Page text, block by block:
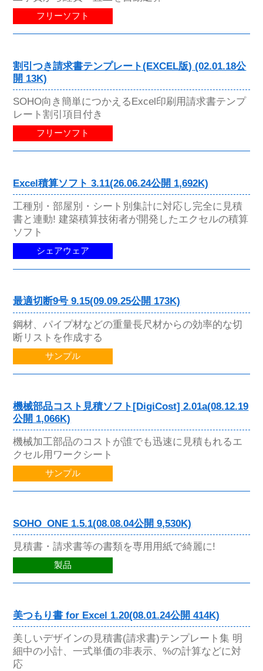
フリーソフト
割引つき請求書テンプレート(EXCEL版) (02.01.18公
開 13K)
SOHO向き簡単につかえるExcel印刷用請求書テンプ
レート割引項目付き
フリーソフト
Excel積算ソフト 3.11(26.06.24公開 1,692K)
工種別・部屋別・シート別集計に対応し完全に見積
書と連動! 建築積算技術者が開発したエクセルの積算
ソフト
シェアウェア
最適切断9号 9.15(09.09.25公開 173K)
鋼材、パイプ材などの重量長尺材からの効率的な切
断リストを作成する
サンプル
機械部品コスト見積ソフト[DigiCost] 2.01a(08.12.19
公開 1,066K)
機械加工部品のコストが誰でも迅速に見積もれるエ
クセル用ワークシート
サンプル
SOHO_ONE 1.5.1(08.08.04公開 9,530K)
見積書・請求書等の書類を専用用紙で綺麗に!
製品
美つもり書 for Excel 1.20(08.01.24公開 414K)
美しいデザインの見積書(請求書)テンプレート集 明
細中の小計、一式単価の非表示、%の計算などに対
応